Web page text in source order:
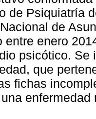
de Psiquiatría
de
entre enero
psicótico.
que
fichas